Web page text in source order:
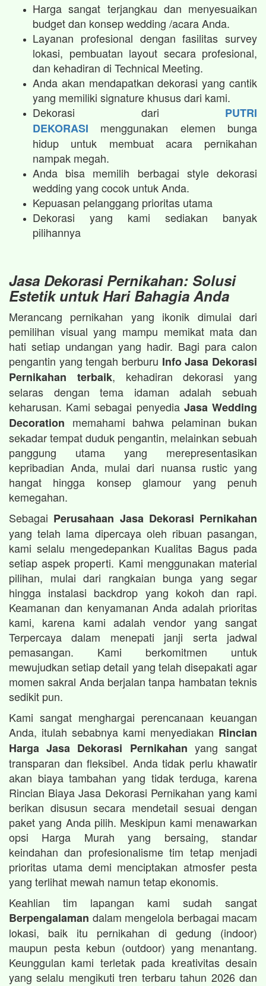
Harga sangat terjangkau dan menyesuaikan
budget dan konsep wedding /acara Anda.
Layanan profesional dengan fasilitas survey
lokasi, pembuatan layout secara profesional,
dan kehadiran di Technical Meeting.
Anda akan mendapatkan dekorasi yang cantik
yang memiliki signature khusus dari kami.
Dekorasi dari PUTRI
DEKORASI menggunakan elemen bunga
hidup untuk membuat acara pernikahan
nampak megah.​
Anda bisa memilih berbagai style dekorasi
wedding yang cocok untuk Anda.
Kepuasan pelanggang prioritas utama
Dekorasi yang kami sediakan banyak
pilihannya
Jasa Dekorasi Pernikahan: Solusi
Estetik untuk Hari Bahagia Anda
Merancang pernikahan yang ikonik dimulai dari
pemilihan visual yang mampu memikat mata dan
hati setiap undangan yang hadir. Bagi para calon
pengantin yang tengah berburu Info Jasa Dekorasi
Pernikahan terbaik, kehadiran dekorasi yang
selaras dengan tema idaman adalah sebuah
keharusan. Kami sebagai penyedia Jasa Wedding
Decoration memahami bahwa pelaminan bukan
sekadar tempat duduk pengantin, melainkan sebuah
panggung utama yang merepresentasikan
kepribadian Anda, mulai dari nuansa rustic yang
hangat hingga konsep glamour yang penuh
kemegahan.
Sebagai Perusahaan Jasa Dekorasi Pernikahan
yang telah lama dipercaya oleh ribuan pasangan,
kami selalu mengedepankan Kualitas Bagus pada
setiap aspek properti. Kami menggunakan material
pilihan, mulai dari rangkaian bunga yang segar
hingga instalasi backdrop yang kokoh dan rapi.
Keamanan dan kenyamanan Anda adalah prioritas
kami, karena kami adalah vendor yang sangat
Terpercaya dalam menepati janji serta jadwal
pemasangan. Kami berkomitmen untuk
mewujudkan setiap detail yang telah disepakati agar
momen sakral Anda berjalan tanpa hambatan teknis
sedikit pun.
Kami sangat menghargai perencanaan keuangan
Anda, itulah sebabnya kami menyediakan Rincian
Harga Jasa Dekorasi Pernikahan yang sangat
transparan dan fleksibel. Anda tidak perlu khawatir
akan biaya tambahan yang tidak terduga, karena
Rincian Biaya Jasa Dekorasi Pernikahan yang kami
berikan disusun secara mendetail sesuai dengan
paket yang Anda pilih. Meskipun kami menawarkan
opsi Harga Murah yang bersaing, standar
keindahan dan profesionalisme tim tetap menjadi
prioritas utama demi menciptakan atmosfer pesta
yang terlihat mewah namun tetap ekonomis.
Keahlian tim lapangan kami sudah sangat
Berpengalaman dalam mengelola berbagai macam
lokasi, baik itu pernikahan di gedung (indoor)
maupun pesta kebun (outdoor) yang menantang.
Keunggulan kami terletak pada kreativitas desain
yang selalu mengikuti tren terbaru tahun 2026 dan